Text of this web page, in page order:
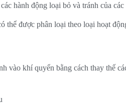
hành động loại bỏ và tránh của
thể được phân loại theo loại hoạt
vào khí quyển bằng cách thay thế